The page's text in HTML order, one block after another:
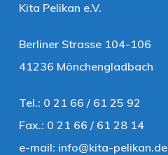
Kita Pelikan e.V.
Berliner Strasse 104-106
41236 Mönchengladbach
Tel.: 0 21 66 / 61 25 92
Fax.: 0 21 66 / 61 28 14
e-mail: info@kita-pelikan.de